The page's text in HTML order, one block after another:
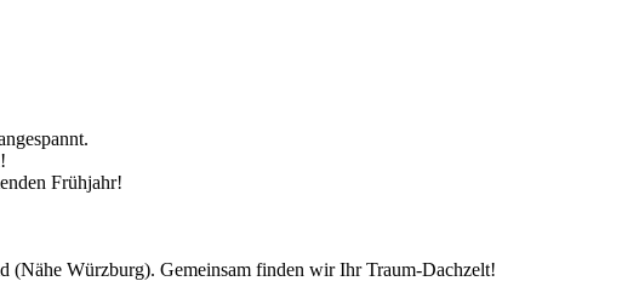
Frühjahr!
(Nähe Würzburg). Gemeinsam finden wir Ihr Traum-Dachzelt!